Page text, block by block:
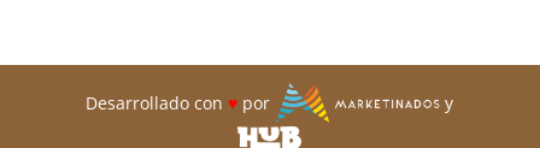
Desarrollado con ♥ por y